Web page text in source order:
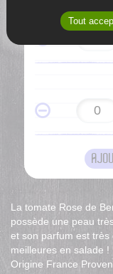
La tomate Rose de
possède une peau
et son parfum est
meilleures en salade !
Origine France
Tout